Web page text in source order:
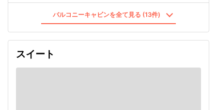
バルコニーキャビンを全て見る (13件)
スイート